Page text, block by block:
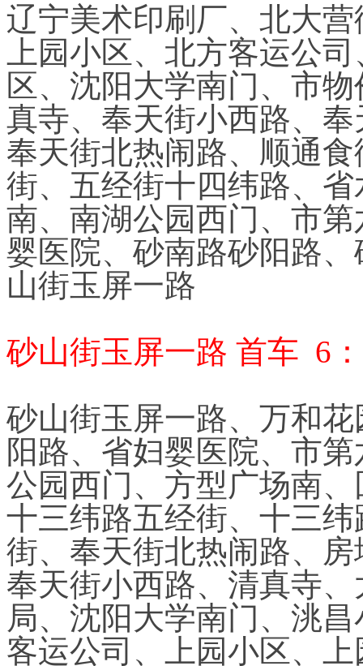
辽宁美术印刷厂、北大
上园小区、北方客运公
区、沈阳大学南门、市
真寺、奉天街小西路、
奉天街北热闹路、顺通
街、五经街十四纬路、
南、南湖公园西门、市
婴医院、砂南路砂阳路
山街玉屏一路
砂山街玉屏一路 首车 6
砂山街玉屏一路、万和
阳路、省妇婴医院、市
公园西门、方型广场南
十三纬路五经街、十三
街、奉天街北热闹路、
奉天街小西路、清真寺
局、沈阳大学南门、洮
客运公司、上园小区、